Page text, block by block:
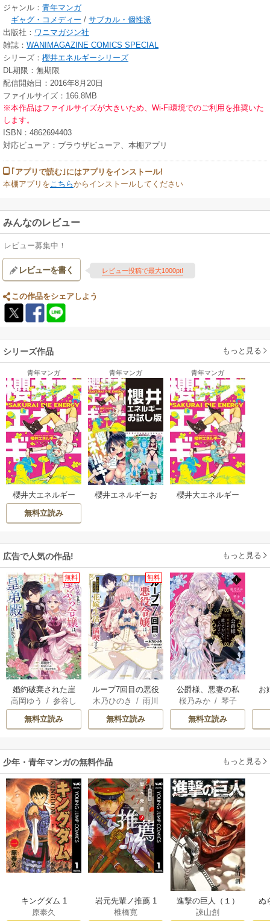
ジャンル： 青年マンガ
ギャグ・コメディー / サブカル・個性派
出版社： ワニマガジン社
雑誌： WANIMAGAZINE COMICS SPECIAL
シリーズ： 櫻井エネルギーシリーズ
DL期限：無期限
配信開始日：2016年8月20日
ファイルサイズ：166.8MB
※本作品はファイルサイズが大きいため、Wi-Fi環境でのご利用を推奨いた
します。
ISBN：4862694403
対応ビューア：ブラウザビューア、本棚アプリ
｢アプリで読む｣にはアプリをインストール!
本棚アプリを こちらからインストールしてください
みんなのレビュー
レビュー募集中！
レビューを書く レビュー投稿で最大1000pt!
この作品をシェアしよう
シリーズ作品 もっと見る
青年マンガ
櫻井大エネルギー
無料立読み
青年マンガ
櫻井エネルギーお
青年マンガ
櫻井大エネルギー
広告で人気の作品! もっと見る
無料
婚約破棄された崖
っぷち令嬢は、帝
国の皇弟殿下と結
ばれる
高岡ゆう /参谷し
のぶ/雲屋ゆきお
無料立読み
無料
ループ7回目の悪役
令嬢は、元敵国で
自由気ままな花嫁
生活を満喫する
木乃ひのき /雨川
透子/八美☆わん
無料立読み
公爵様、悪妻の私
はもう放っておい
てください
桜乃みか/ 琴子
無料立読み
お
少年・青年マンガの無料作品 もっと見る
キングダム 1
原泰久
岩元先輩ノ推薦 1
椎橋寛
進撃の巨人（１）
諫山創
ぬ